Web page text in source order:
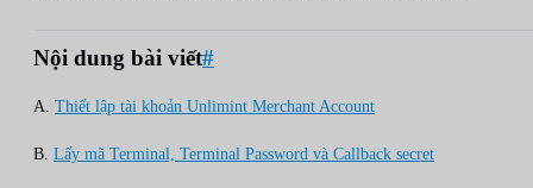
Nội dung bài viết#
A. Thiết lập tài khoản Unlimint Merchant Account
B. Lấy mã Terminal, Terminal Password và Callback secret